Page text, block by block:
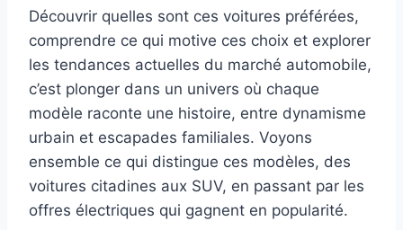
Découvrir quelles sont ces voitures préférées,
comprendre ce qui motive ces choix et explorer
les tendances actuelles du marché automobile,
c’est plonger dans un univers où chaque
modèle raconte une histoire, entre dynamisme
urbain et escapades familiales. Voyons
ensemble ce qui distingue ces modèles, des
voitures citadines aux SUV, en passant par les
offres électriques qui gagnent en popularité.